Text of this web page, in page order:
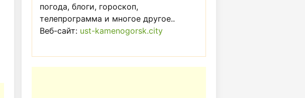
погода, блоги, гороскоп,
телепрограмма и многое другое..
Веб-сайт: ust-kamenogorsk.city